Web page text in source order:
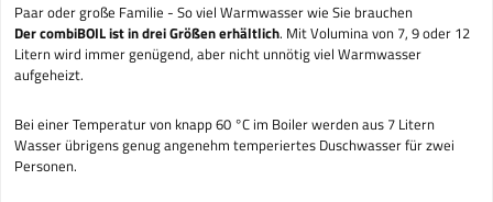
Paar oder große Familie - So viel Warmwasser wie Sie brauchen
Der combiBOIL ist in drei Größen erhältlich. Mit Volumina von 7, 9 oder 12
Litern wird immer genügend, aber nicht unnötig viel Warmwasser
aufgeheizt.
Bei einer Temperatur von knapp 60 °C im Boiler werden aus 7 Litern
Wasser übrigens genug angenehm temperiertes Duschwasser für zwei
Personen.